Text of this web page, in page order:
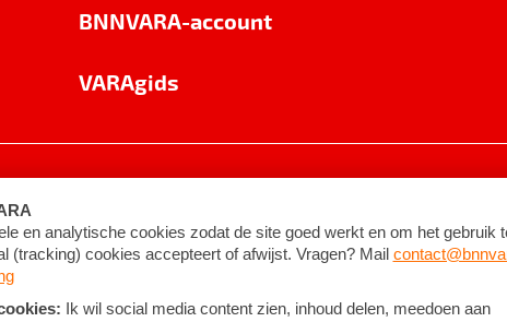
BNNVARA-account
VARAgids
©2026BNNVARA